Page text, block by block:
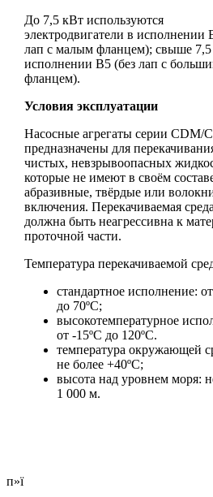
До 7,5 кВт используются
электродвигатели в исполнении
лап с малым фланцем); свыше 7,5
исполнении B5 (без лап с
фланцем).
Условия эксплуатации
Насосные агрегаты серии CDM/
предназначены для
чистых, невзрывоопасных
которые не имеют в своём
абразивные, твёрдые или
включения. Перекачиваемая среда
должна быть неагрессивна к
проточной части.
Температура перекачиваемой
стандартное исполнение:
до 70ºС;
высокотемпературное
от -15ºС до 120ºС.
температура окружающей
не более +40ºС;
высота над уровнем моря:
1 000 м.
п»ї